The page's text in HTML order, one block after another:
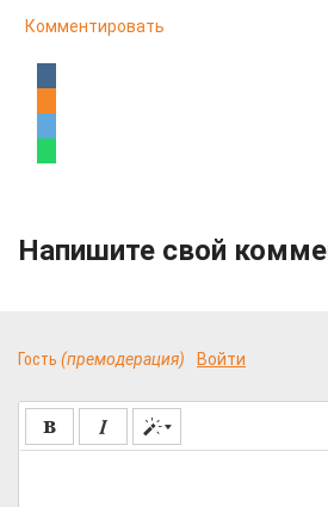
Комментировать
Напишите свой
Гость (премодерация) Войти